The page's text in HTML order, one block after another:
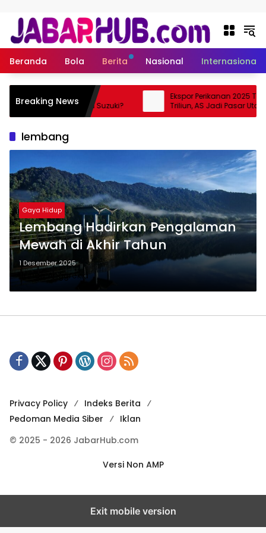
Beranda Bola Berita Nasional Internasional
Breaking News
Vitara Rp755 Juta, Apa
SUV Listrik Pertama Suzuki?
Ekspor Perikanan 2025
Triliun, AS Jadi Pasar Utama
lembang
Gaya Hidup
Lembang Hadirkan Pengalaman
Mewah di Akhir Tahun
1 Desember 2025
Bunga Anggrekia
Privacy Policy
Indeks Berita
Pedoman Media Siber
Iklan
© 2025 - 2026 JabarHub.com
Versi Non AMP
Exit mobile version